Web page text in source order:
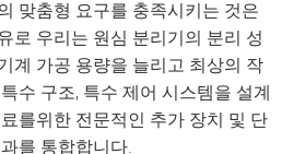
맞춤형 요구를 충족시키는 것은
로 우리는 원심 분리기의 분리 성
계 가공 용량을 늘리고 최상의 작
수 구조, 특수 제어 시스템을 설계
를위한 전문적인 추가 장치 및 단
를 통합합니다.